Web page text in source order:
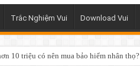
Trắc Nghiệm Vui Download Vui
10 triệu có nên mua bảo hiểm nhân thọ?